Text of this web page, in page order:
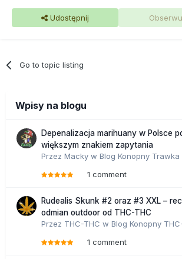
Udostępnij
Go to topic listing
Wpisy na blogu
Depenalizacja marihuany w Polsce
większym znakiem zapytania
Przez Macky w Blog Konopny Trawka
1 comment
Rudealis Skunk #2 oraz #3 XXL –
odmian outdoor od THC-THC
Przez THC-THC w Blog Konopny
1 comment